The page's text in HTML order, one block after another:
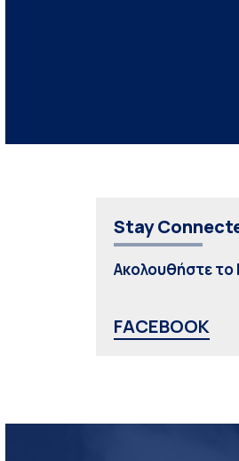
Stay
Ακολουθήστε
FACEBOOK